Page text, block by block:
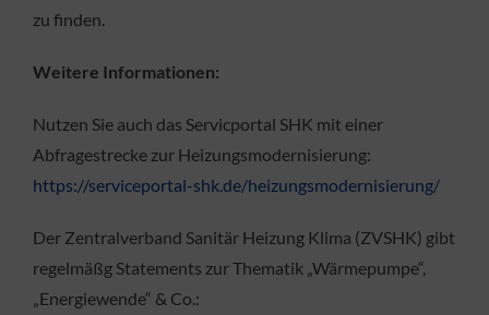
zu finden.
Weitere Informationen:
Nutzen Sie auch das Servicportal SHK mit einer
Abfragestrecke zur Heizungsmodernisierung:
https://serviceportal-shk.de/heizungsmodernisierung/
Der Zentralverband Sanitär Heizung Klima (ZVSHK) gibt
regelmäßg Statements zur Thematik „Wärmepumpe“,
„Energiewende“ & Co.: